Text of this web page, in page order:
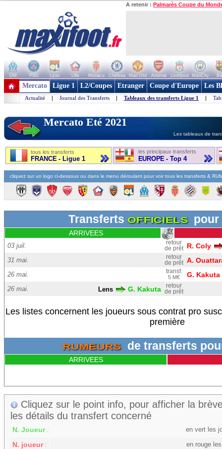
A retenir : Palmarès Coupe du
OM PSG Lyon Lille Monaco Chelsea Man Utd Arsenal Liverpool ManCity
+ de clubs
Mercato Ligue 1 L2/Coupes Etranger Coupe d'Europe Les
Actualité | Journal des Transferts | Tableaux des transferts Ligue 1 |
Mercato Eté 2021
Les tableaux de
tous les transferts
FRANCE - Ligue 1
les principaux transferts
EUROPE - Top 4
cliquez sur un logo ci-dessous ou dans le menu déroulant pour voir tous les transferts &
Transferts OFFICIELS pour
ARRIVEES
03 juil.
retour
de prêt R. Coly
31 mai.
retour
de prêt A.
26 mai. transf.
5 M€ G. Kakuta
26 mai. Lens G. Kakuta
retour
de prêt
Les listes concernent les joueurs sous contrat pro
première
RUMEURS de transferts
ARRIVEES
Cliquez sur le point info, pour afficher la
les détails du transfert concerné
N. Joueur: en vert les
N. joueur: en rouge